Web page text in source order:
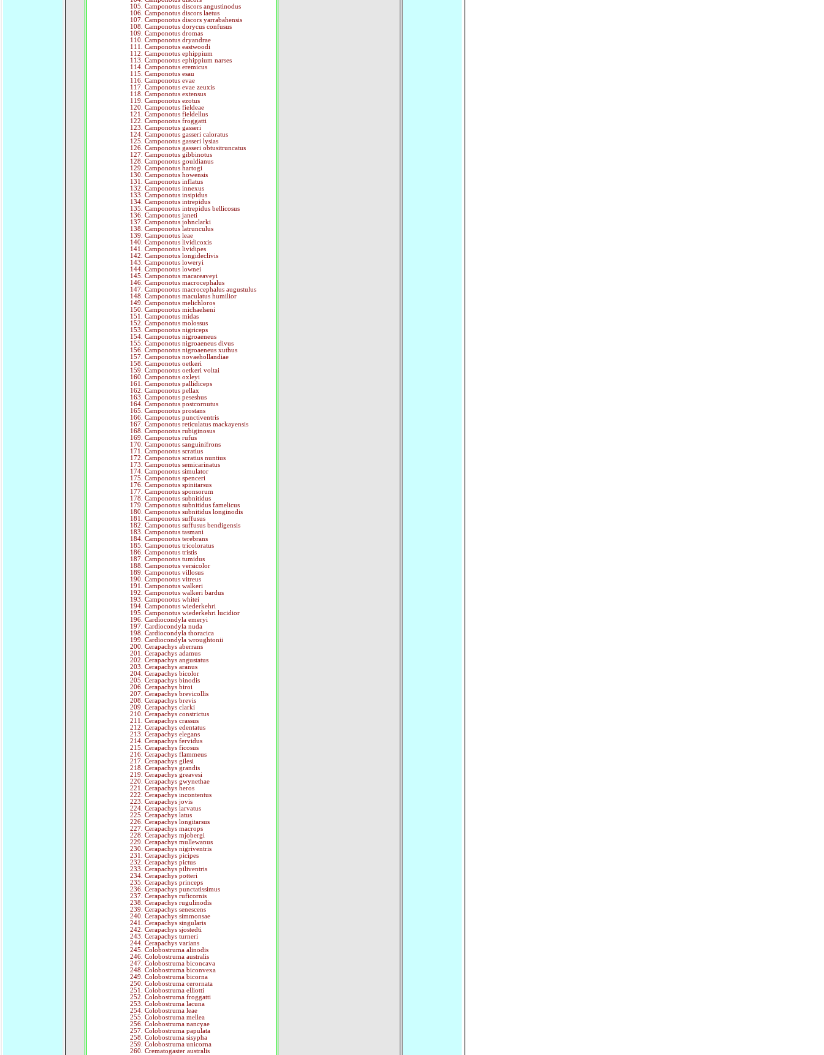
Camponotus discors angustinodus
Camponotus discors laetus
Camponotus discors yarrabahensis
Camponotus dorycus confusus
Camponotus dromas
Camponotus dryandrae
Camponotus eastwoodi
Camponotus ephippium
Camponotus ephippium narses
Camponotus eremicus
Camponotus esau
Camponotus evae
Camponotus evae zeuxis
Camponotus extensus
Camponotus ezotus
Camponotus fieldeae
Camponotus fieldellus
Camponotus froggatti
Camponotus gasseri
Camponotus gasseri caloratus
Camponotus gasseri lysias
Camponotus gasseri obtusitruncatus
Camponotus gibbinotus
Camponotus gouldianus
Camponotus hartogi
Camponotus howensis
Camponotus inflatus
Camponotus innexus
Camponotus insipidus
Camponotus intrepidus
Camponotus intrepidus bellicosus
Camponotus janeti
Camponotus johnclarki
Camponotus latrunculus
Camponotus leae
Camponotus lividicoxis
Camponotus lividipes
Camponotus longideclivis
Camponotus loweryi
Camponotus lownei
Camponotus macareaveyi
Camponotus macrocephalus
Camponotus macrocephalus augustulus
Camponotus maculatus humilior
Camponotus melichloros
Camponotus michaelseni
Camponotus midas
Camponotus molossus
Camponotus nigriceps
Camponotus nigroaeneus
Camponotus nigroaeneus divus
Camponotus nigroaeneus xuthus
Camponotus novaehollandiae
Camponotus oetkeri
Camponotus oetkeri voltai
Camponotus oxleyi
Camponotus pallidiceps
Camponotus pellax
Camponotus peseshus
Camponotus postcornutus
Camponotus prostans
Camponotus punctiventris
Camponotus reticulatus mackayensis
Camponotus rubiginosus
Camponotus rufus
Camponotus sanguinifrons
Camponotus scratius
Camponotus scratius nuntius
Camponotus semicarinatus
Camponotus simulator
Camponotus spenceri
Camponotus spinitarsus
Camponotus sponsorum
Camponotus subnitidus
Camponotus subnitidus famelicus
Camponotus subnitidus longinodis
Camponotus suffusus
Camponotus suffusus bendigensis
Camponotus tasmani
Camponotus terebrans
Camponotus tricoloratus
Camponotus tristis
Camponotus tumidus
Camponotus versicolor
Camponotus villosus
Camponotus vitreus
Camponotus walkeri
Camponotus walkeri bardus
Camponotus whitei
Camponotus wiederkehri
Camponotus wiederkehri lucidior
Cardiocondyla emeryi
Cardiocondyla nuda
Cardiocondyla thoracica
Cardiocondyla wroughtonii
Cerapachys aberrans
Cerapachys adamus
Cerapachys angustatus
Cerapachys aranus
Cerapachys bicolor
Cerapachys binodis
Cerapachys biroi
Cerapachys brevicollis
Cerapachys brevis
Cerapachys clarki
Cerapachys constrictus
Cerapachys crassus
Cerapachys edentatus
Cerapachys elegans
Cerapachys fervidus
Cerapachys ficosus
Cerapachys flammeus
Cerapachys gilesi
Cerapachys grandis
Cerapachys greavesi
Cerapachys gwynethae
Cerapachys heros
Cerapachys incontentus
Cerapachys jovis
Cerapachys larvatus
Cerapachys latus
Cerapachys longitarsus
Cerapachys macrops
Cerapachys mjobergi
Cerapachys mullewanus
Cerapachys nigriventris
Cerapachys picipes
Cerapachys pictus
Cerapachys piliventris
Cerapachys potteri
Cerapachys princeps
Cerapachys punctatissimus
Cerapachys ruficornis
Cerapachys rugulinodis
Cerapachys senescens
Cerapachys simmonsae
Cerapachys singularis
Cerapachys sjostedti
Cerapachys turneri
Cerapachys varians
Colobostruma alinodis
Colobostruma australis
Colobostruma biconcava
Colobostruma biconvexa
Colobostruma bicorna
Colobostruma cerornata
Colobostruma elliotti
Colobostruma froggatti
Colobostruma lacuna
Colobostruma leae
Colobostruma mellea
Colobostruma nancyae
Colobostruma papulata
Colobostruma sisypha
Colobostruma unicorna
Crematogaster australis